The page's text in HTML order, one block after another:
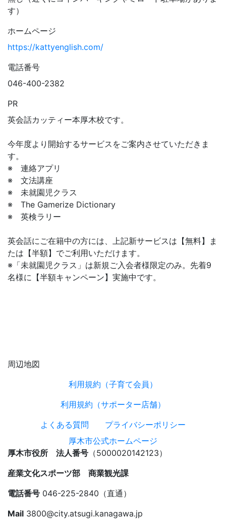
す）
ホームページ
https://kattyenglish.com/
電話番号
046-400-2382
PR
英会話カッティー本厚木校です。
今年度より開始するサービスをご案内させていただきま
す。
※ 連絡アプリ
※ 文法講座
※ 未就園児クラス
※ The Gamerize Dictionary
※ 英検ラリー
英会話にご在籍中の方には、上記新サービスは【無料】ま
たは【半額】でご利用いただけます。
※「未就園児クラス」は新規ご入会者様限定のみ。先着9
名様に【半額キャンペーン】実施中です。
周辺地図
利用規約（子育て会員）
利用規約（サポーター店舗）
よくある質問
プライバシーポリシー
厚木市公式ホームページ
厚木市役所 法人番号 （5000020142123）
産業文化スポーツ部 商業観光課
電話番号 046-225-2840（直通）
Mail 3800@city.atsugi.kanagawa.jp